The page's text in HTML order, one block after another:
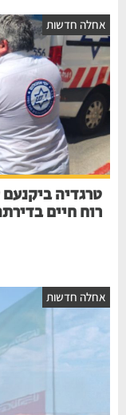
חדשות
רוח חיים בדירתה
חדשות